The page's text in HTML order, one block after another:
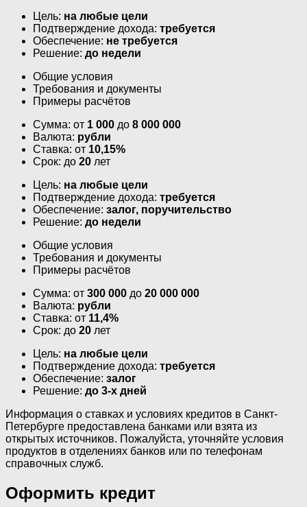
Цель: на любые цели
Подтверждение дохода: требуется
Обеспечение: не требуется
Решение: до недели
Общие условия
Требования и документы
Примеры расчётов
Сумма: от 1 000 до 8 000 000
Валюта: рубли
Ставка: от 10,15%
Срок: до 20 лет
Цель: на любые цели
Подтверждение дохода: требуется
Обеспечение: залог, поручительство
Решение: до недели
Общие условия
Требования и документы
Примеры расчётов
Сумма: от 300 000 до 20 000 000
Валюта: рубли
Ставка: от 11,4%
Срок: до 20 лет
Цель: на любые цели
Подтверждение дохода: требуется
Обеспечение: залог
Решение: до 3-х дней
Информация о ставках и условиях кредитов в Санкт-
Петербурге предоставлена банками или взята из
открытых источников. Пожалуйста, уточняйте условия
продуктов в отделениях банков или по телефонам
справочных служб.
Оформить кредит